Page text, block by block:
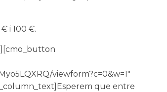
i 100 €.
viewform?c=0&w=1"
que entre